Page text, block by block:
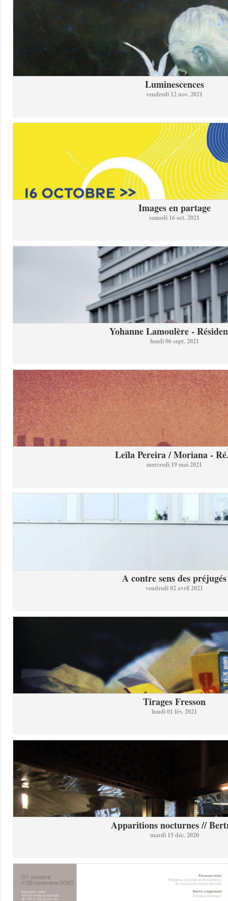
Luminescences
vendredi 12 nov. 2021
Images en partage
samedi 16 oct. 2021
Yohanne Lamoulère -
lundi 06 sept. 2021
Leïla Pereira / Moriana -
mercredi 19 mai 2021
A contre sens des préjugés
vendredi 02 avril 2021
Tirages Fresson
lundi 01 fév. 2021
Apparitions nocturnes //
mardi 15 déc. 2020